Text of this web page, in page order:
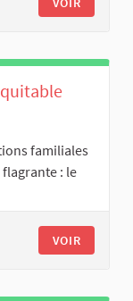
familiales
: le
VOIR